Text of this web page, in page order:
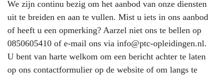
We zijn continu bezig om het aanbod van onze diensten
uit te breiden en aan te vullen. Mist u iets in ons aanbod
of heeft u een opmerking? Aarzel niet ons te bellen op
0850605410 of e-mail ons via info@ptc-opleidingen.nl.
U bent van harte welkom om een bericht achter te laten
op ons contactformulier op de website of om langs te